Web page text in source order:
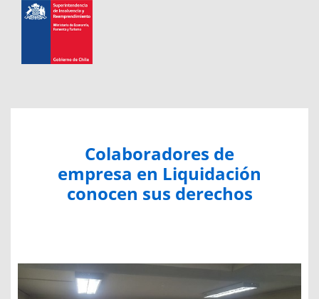
Colaboradores de
empresa en Liquidación
conocen sus derechos